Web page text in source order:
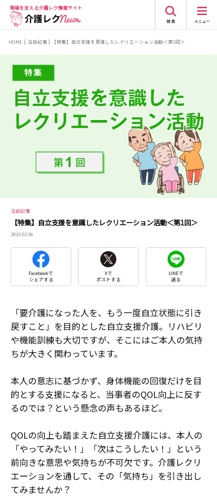
現場を支える介護レク情報サイト
検 索 メニュー
HOME 注目記事 【特集】自立支援を意識したレクリエーション活動＜第1回＞
注目記事
【特集】自立支援を意識したレクリエーション活動＜第1回＞
2023.02.06
Facebookで
シェアする
Xで
ポストする
LINEで
送る
「要介護になった人を、もう一度自立状態に引き
戻すこと」を目的とした自立支援介護。リハビリ
や機能訓練も大切ですが、そこにはご本人の気持
ちが大きく関わっています。
本人の意志に基づかず、身体機能の回復だけを目
的とする支援になると、当事者のQOL向上に反す
るのでは？という懸念の声もあるほど。
QOLの向上も踏まえた自立支援介護には、本人の
「やってみたい！」「次はこうしたい！」という
前向きな意思や気持ちが不可欠です。介護レクリ
エーションを通して、その「気持ち」を引き出し
てみませんか？